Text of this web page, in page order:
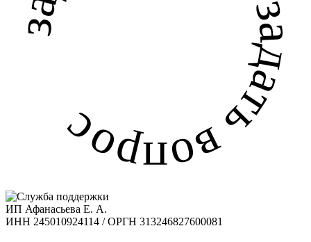
ИП Афанасьева Е. А.
ИНН 245010924114 / ОРГН 313246827600081